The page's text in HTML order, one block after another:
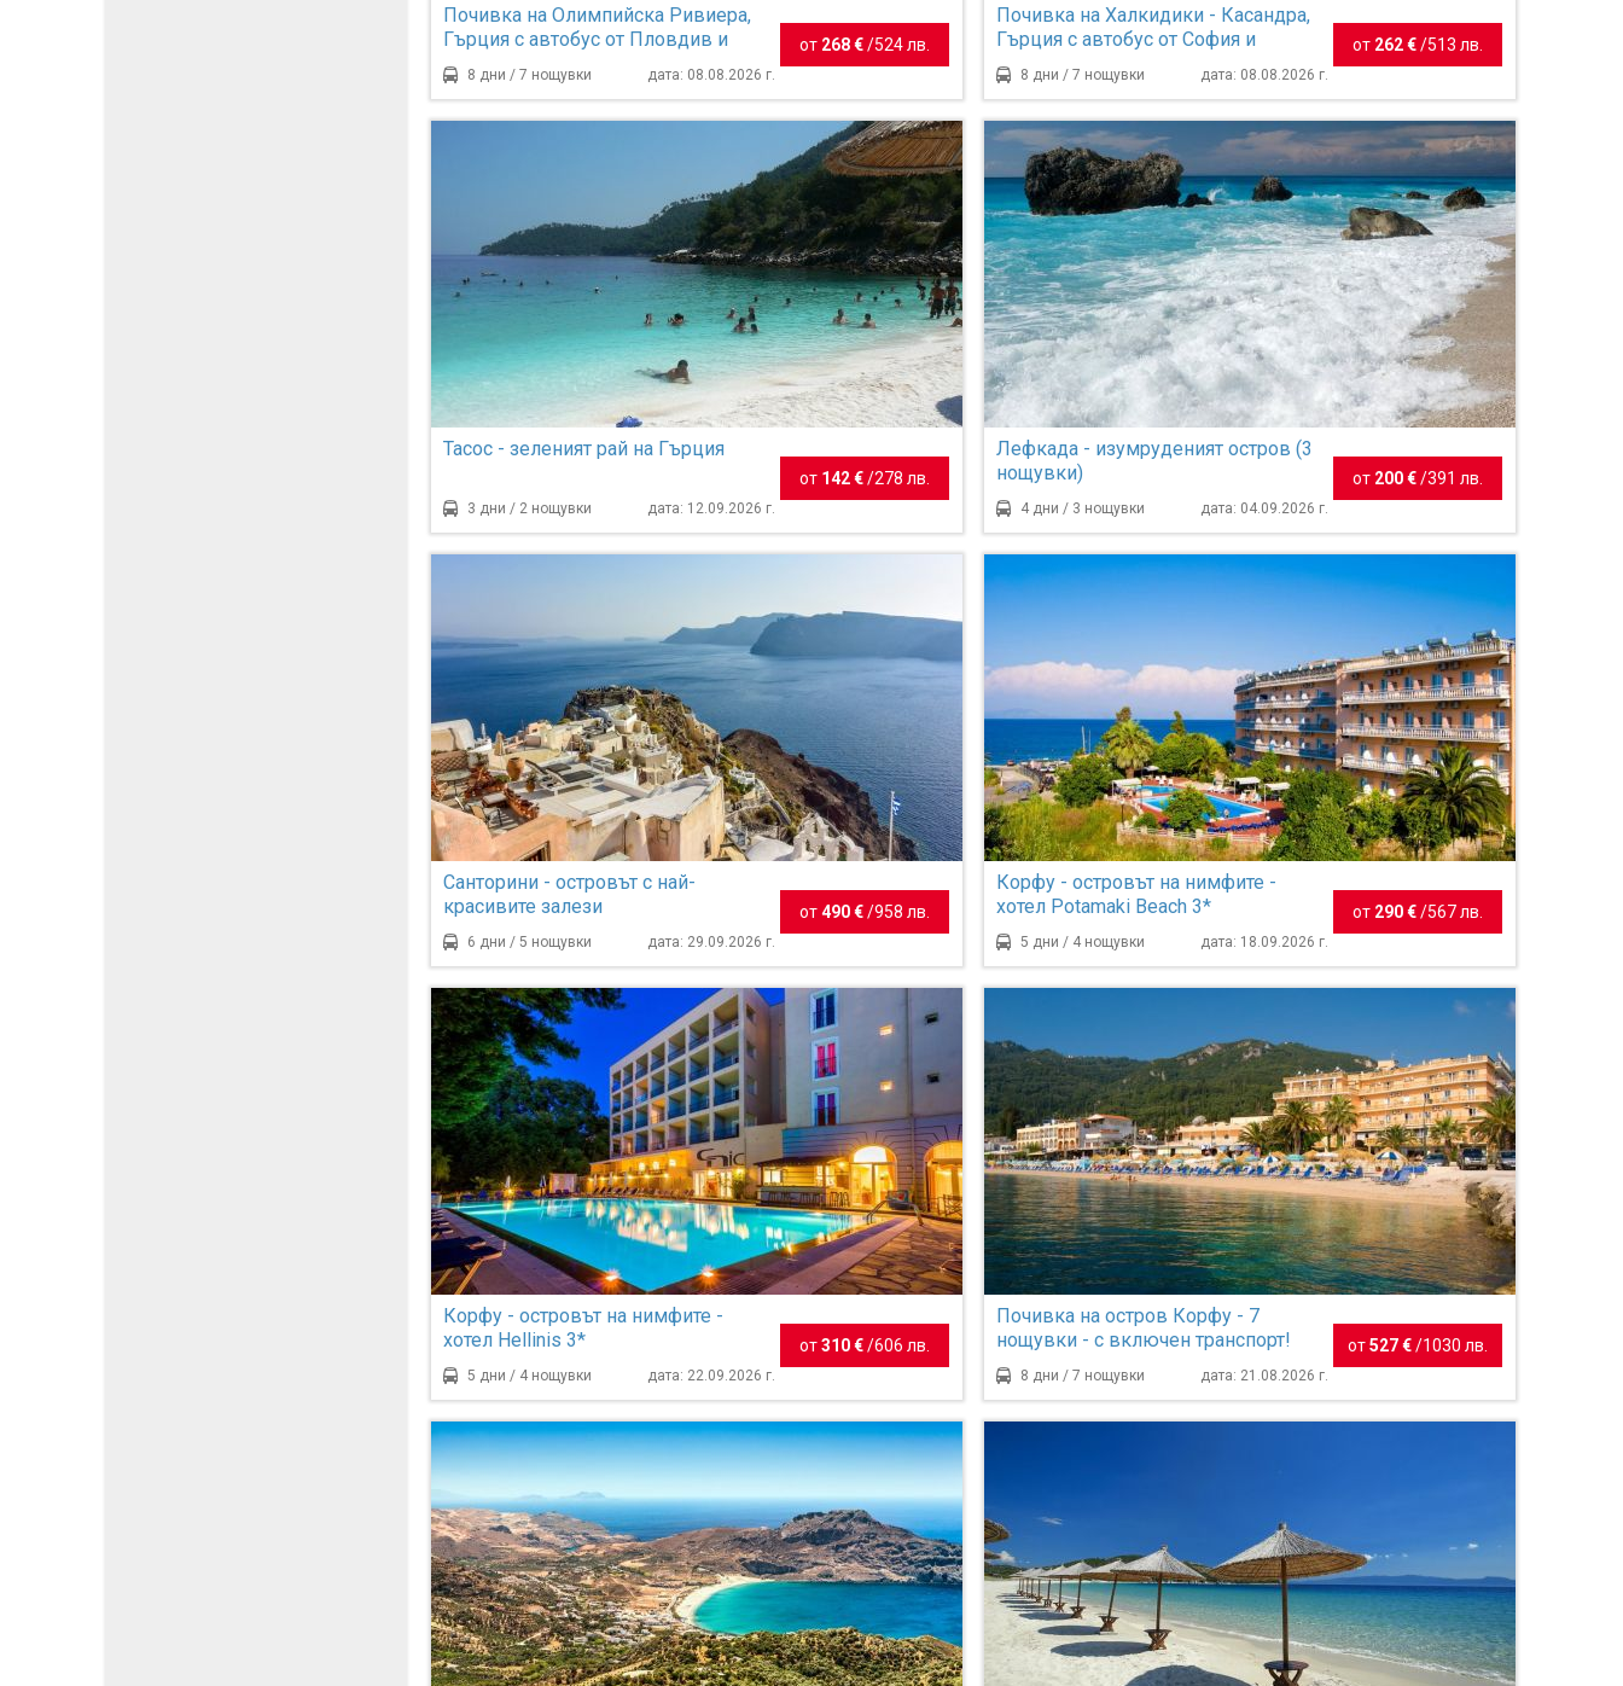
Почивка на Олимпийска Ривиера,
Гърция с автобус от Пловдив и
София - 7 нощувки
8 дни / 7 нощувки дата: 08.08.2026 г.
от 268 € /524 лв.
Почивка на Халкидики - Касандра,
Гърция с автобус от София и
Пловдив - 7 нощувки
8 дни / 7 нощувки дата: 08.08.2026 г.
от 262 € /513 лв.
Тасос - зеленият рай на Гърция
3 дни / 2 нощувки дата: 12.09.2026 г.
от 142 € /278 лв.
Лефкада - изумруденият остров (3
нощувки)
4 дни / 3 нощувки дата: 04.09.2026 г.
от 200 € /391 лв.
Санторини - островът с най-
красивите залези
6 дни / 5 нощувки дата: 29.09.2026 г.
от490 € /958 лв.
Корфу - островът на нимфите -
хотел Potamaki Beach 3*
5 дни / 4 нощувки дата: 18.09.2026 г.
от 290 € /567 лв.
Корфу - островът на нимфите -
хотел Hellinis 3*
5 дни / 4 нощувки дата: 22.09.2026 г.
от310 € /606 лв.
Почивка на остров Корфу - 7
нощувки - с включен транспорт!
8 дни / 7 нощувки дата: 21.08.2026 г.
от527 € / 1030 лв.